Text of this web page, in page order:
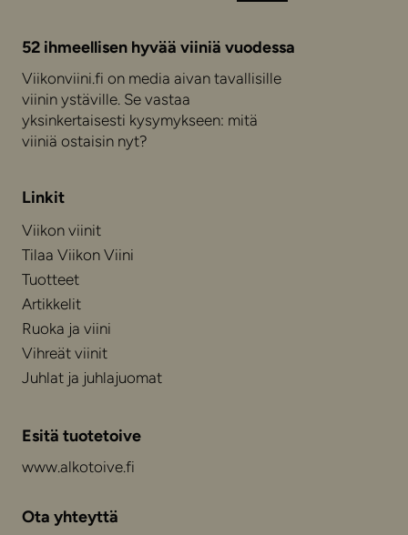
52 ihmeellisen hyvää viiniä vuodessa
Viikonviini.fi on media aivan tavallisille
viinin ystäville. Se vastaa
yksinkertaisesti kysymykseen: mitä
viiniä ostaisin nyt?
Linkit
Viikon viinit
Tilaa Viikon Viini
Tuotteet
Artikkelit
Ruoka ja viini
Vihreät viinit
Juhlat ja juhlajuomat
Esitä tuotetoive
www.alkotoive.fi
Ota yhteyttä